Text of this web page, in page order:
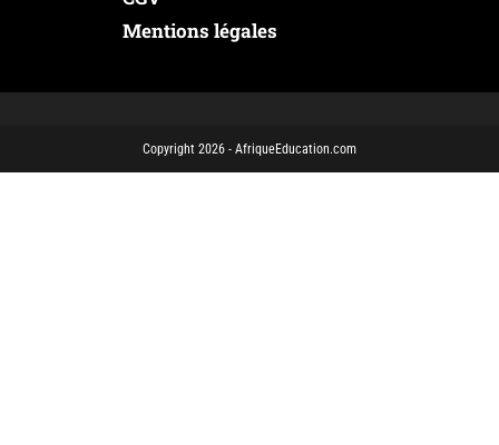
Mentions légales
Copyright 2026 - AfriqueEducation.com